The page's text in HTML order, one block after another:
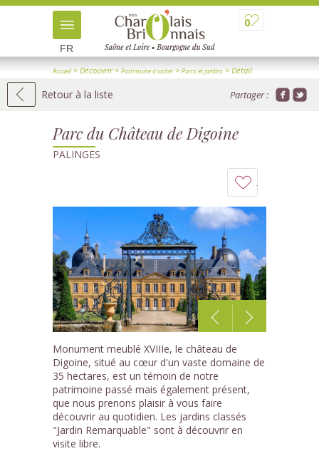
0
FR
Accueil> Découvrir> Patrimoine à visiter> Parcs et jardins > Détail
Retour à la liste Partager :
Parc du Château de Digoine
PALINGES
à
carnet
1 /5
Monument meublé XVIIIe, le château de
Digoine, situé au cœur d'un vaste domaine de
35 hectares, est un témoin de notre
patrimoine passé mais également présent,
que nous prenons plaisir à vous faire
découvrir au quotidien. Les jardins classés
"Jardin Remarquable" sont à découvrir en
visite libre.